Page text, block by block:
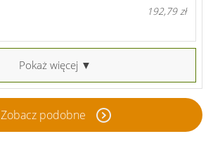
192,79 zł
Pokaż więcej ▼
Zobacz podobne